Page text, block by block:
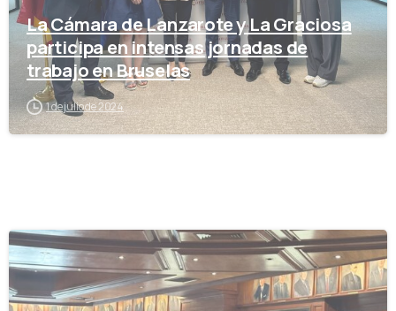
La Cámara de Lanzarote y La Graciosa
participa en intensas jornadas de
trabajo en Bruselas
1 de julio de 2024
-